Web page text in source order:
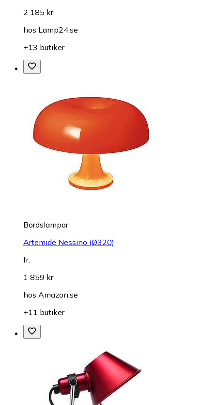
2 185 kr
hos Lamp24.se
+13 butiker
Bordslampor
Artemide Nessino (Ø320)
fr.
1 859 kr
hos Amazon.se
+11 butiker